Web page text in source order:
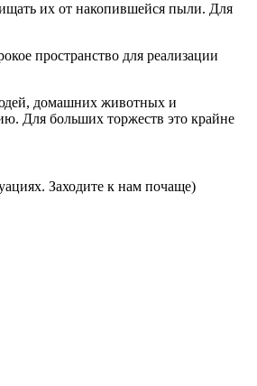
их от накопившейся пыли. Для
пространство для реализации
домашних животных и
Для больших торжеств это крайне
Заходите к нам почаще)